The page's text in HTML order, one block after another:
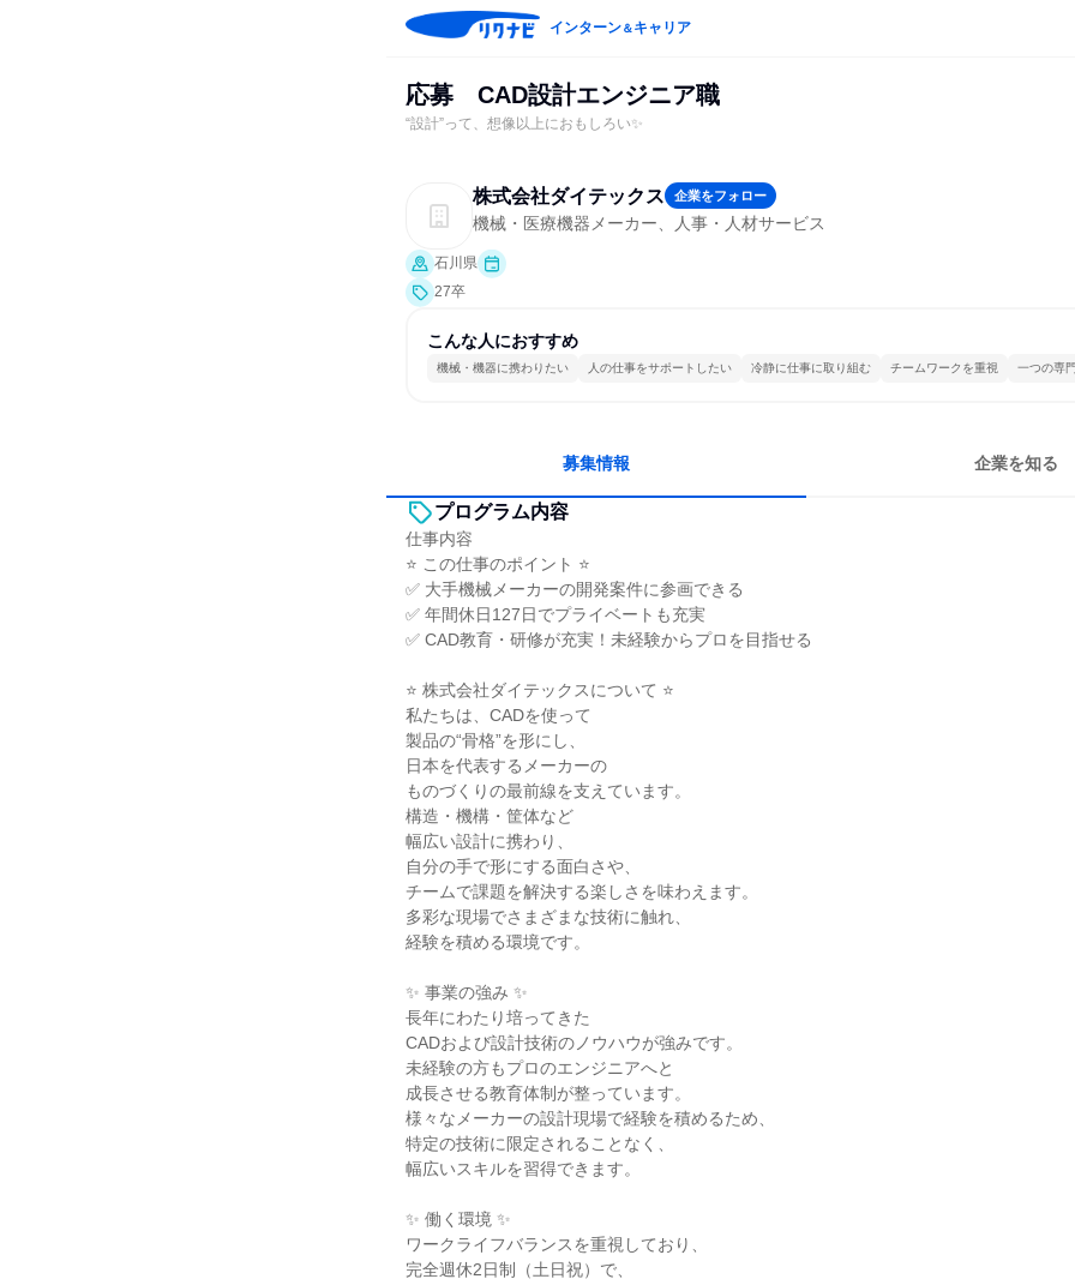
インターン＆キャリア
応募 CAD設計エンジニア職
“設計”って、想像以上におもしろい✨
株式会社ダイテックス 企業をフォロー
機械・医療機器メーカー、人事・人材サービス
石川県
27卒
こんな人におすすめ
機械・機器に携わりたい 人の仕事をサポートしたい 冷静に仕事に取り組む チームワークを重視 一つの専
募集情報 企業を知る
プログラム内容
仕事内容
⭐ この仕事のポイント ⭐
✅ 大手機械メーカーの開発案件に参画できる
✅ 年間休日127日でプライベートも充実
✅ CAD教育・研修が充実！未経験からプロを目指せる
⭐ 株式会社ダイテックスについて ⭐
私たちは、CADを使って
製品の“骨格”を形にし、
日本を代表するメーカーの
ものづくりの最前線を支えています。
構造・機構・筐体など
幅広い設計に携わり、
自分の手で形にする面白さや、
チームで課題を解決する楽しさを味わえます。
多彩な現場でさまざまな技術に触れ、
経験を積める環境です。
✨ 事業の強み ✨
長年にわたり培ってきた
CADおよび設計技術のノウハウが強みです。
未経験の方もプロのエンジニアへと
成長させる教育体制が整っています。
様々なメーカーの設計現場で経験を積めるため、
特定の技術に限定されることなく、
幅広いスキルを習得できます。
✨ 働く環境 ✨
ワークライフバランスを重視しており、
完全週休2日制（土日祝）で、